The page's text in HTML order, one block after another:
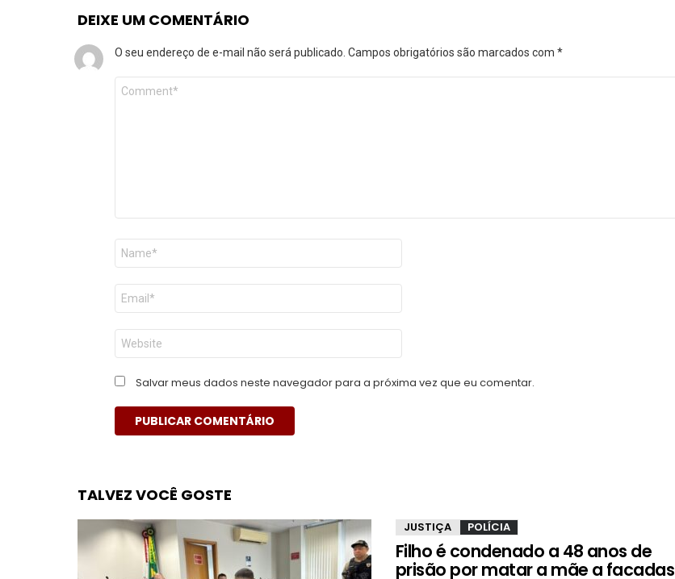
DEIXE UM COMENTÁRIO
O seu endereço de e-mail não será publicado. Campos obrigatórios são marcados com *
Comentário
Nome
E-
mail
*
Site
Salvar meus dados neste navegador para a próxima vez que eu comentar.
TALVEZ VOCÊ GOSTE
JUSTIÇA POLÍCIA
Filho é condenado a 48 anos de
prisão por matar a mãe a facadas